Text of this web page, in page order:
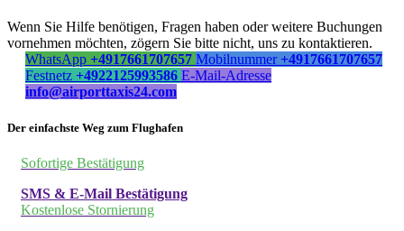
Wenn Sie Hilfe benötigen, Fragen haben oder weitere Buchungen
vornehmen möchten, zögern Sie bitte nicht, uns zu kontaktieren.
WhatsApp +4917661707657 Mobilnummer +4917661707657
Festnetz +4922125993586 E-Mail-Adresse
info@airporttaxis24.com
Der einfachste Weg zum Flughafen
Sofortige Bestätigung
SMS & E-Mail Bestätigung
Kostenlose Stornierung